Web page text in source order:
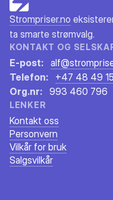
Strompriser.no
ta smarte strømvalg.
KONTAKT OG
E-post:
Telefon:
+47 48 49
Org.nr: 993 460 796
LENKER
Kontakt oss
Personvern
Vilkår for bruk
Salgsvilkår